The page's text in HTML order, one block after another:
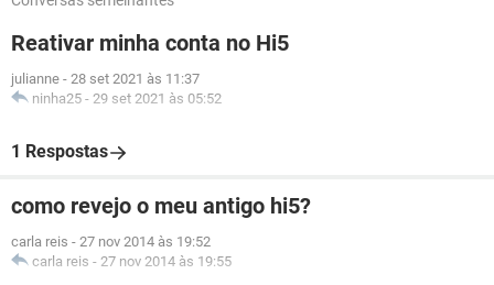
Reativar minha conta no Hi5
julianne - 28 set 2021 às 11:37
ninha25 - 29 set 2021 às 05:52
1 Respostas
como revejo o meu antigo hi5?
carla reis - 27 nov 2014 às 19:52
carla reis - 27 nov 2014 às 19:55